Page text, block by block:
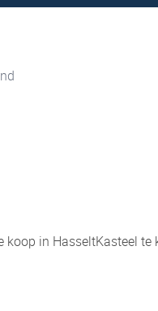
koop in HasseltKasteel te